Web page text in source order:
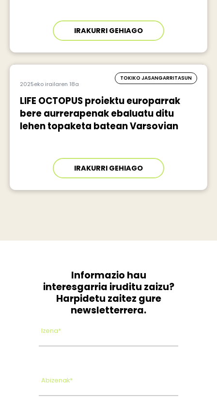
IRAKURRI GEHIAGO
2025eko irailaren 18a
TOKIKO JASANGARRITASUN
LIFE OCTOPUS proiektu europarrak
bere aurrerapenak ebaluatu ditu
lehen topaketa batean Varsovian
IRAKURRI GEHIAGO
Informazio hau
interesgarria iruditu zaizu?
Harpidetu zaitez gure
newsletterrera.
Izena*
Abizenak*